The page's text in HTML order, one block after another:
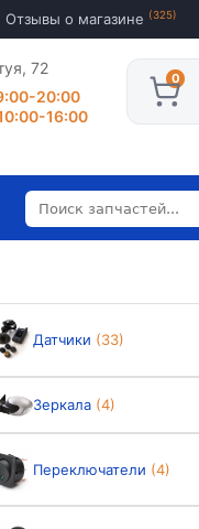
Отзывы о магазине (325)
72
20:00
16:00
Датчики (33)
Зеркала (4)
Переключатели (4)